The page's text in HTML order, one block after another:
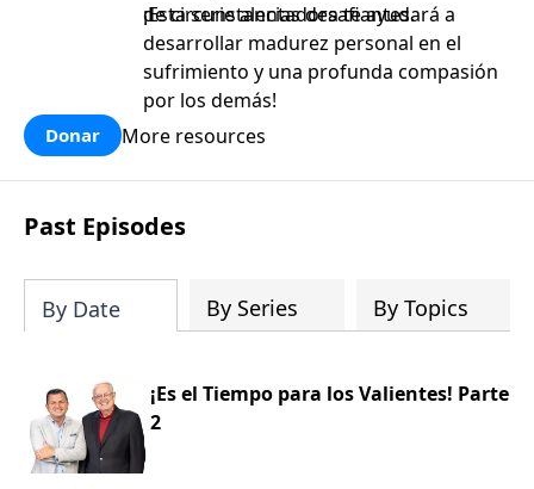
de circunstancias desafiantes.
¡Esta serie alentadora te ayudará a
desarrollar madurez personal en el
sufrimiento y una profunda compasión
por los demás!
Donar More resources
Past Episodes
By Date By Series By Topics
¡Es el Tiempo para los Valientes! Parte
2